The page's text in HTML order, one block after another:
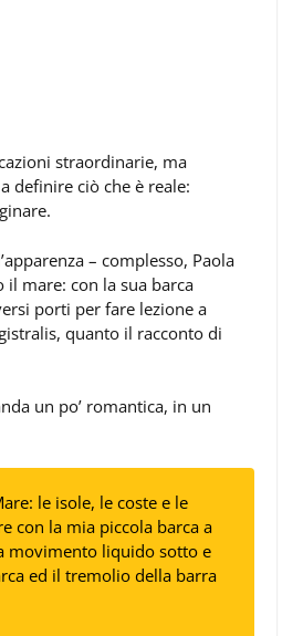
straordinarie, ma
definire ciò che è reale:
– complesso, Paola
il mare: con la sua barca
porti per fare lezione a
quanto il racconto di
un po’ romantica, in un
le isole, le coste e le
con la mia piccola barca a
movimento liquido sotto e
ed il tremolio della barra